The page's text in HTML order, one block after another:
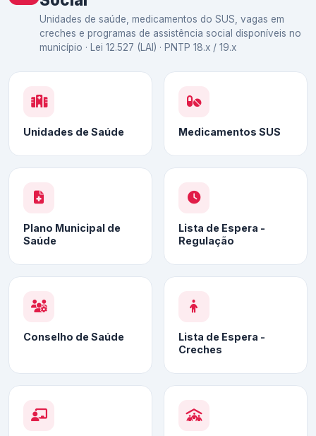
Unidades de saúde, medicamentos do SUS, vagas em
creches e programas de assistência social disponíveis no
município · Lei 12.527 (LAI) · PNTP 18.x / 19.x
Unidades de Saúde Medicamentos SUS
Plano Municipal de
Saúde
Lista de Espera -
Regulação
Conselho de Saúde
Lista de Espera -
Creches